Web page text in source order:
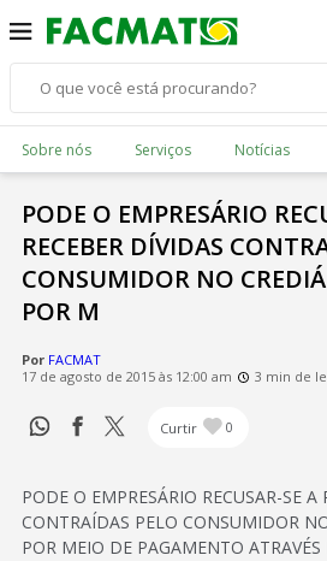
Sobre nós Serviços Notícias
PODE O EMPRESÁRIO
RECEBER DÍVIDAS
CONSUMIDOR NO
POR M
Por FACMAT
17 de agosto de 2015 às 12:00 am
3 min de
Curtir 0
PODE O EMPRESÁRIO RECUSAR-SE A
CONTRAÍDAS PELO CONSUMIDOR
POR MEIO DE PAGAMENTO ATRAVÉS